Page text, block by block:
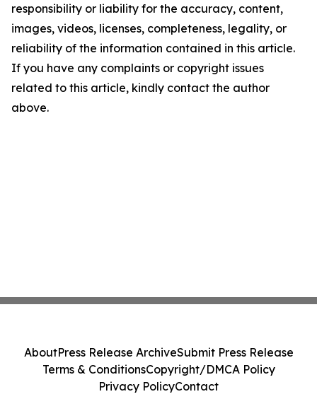
responsibility or liability for the accuracy, content,
images, videos, licenses, completeness, legality, or
reliability of the information contained in this article.
If you have any complaints or copyright issues
related to this article, kindly contact the author
above.
AboutPress Release ArchiveSubmit Press Release
Terms & ConditionsCopyright/DMCA Policy
Privacy PolicyContact